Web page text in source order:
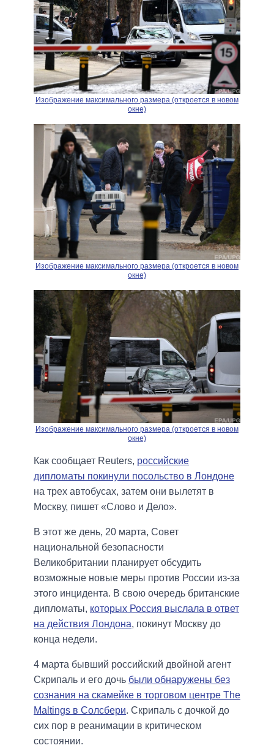
Изображение максимального размера (откроется в новом
окне)
Изображение максимального размера (откроется в новом
окне)
Изображение максимального размера (откроется в новом
окне)
Как сообщает Reuters, российские
дипломаты покинули посольство в Лондоне
на трех автобусах, затем они вылетят в
Москву, пишет «Слово и Дело».
В этот же день, 20 марта, Совет
национальной безопасности
Великобритании планирует обсудить
возможные новые меры против России из-за
этого инцидента. В свою очередь британские
дипломаты, которых Россия выслала в ответ
на действия Лондона, покинут Москву до
конца недели.
4 марта бывший российский двойной агент
Скрипаль и его дочь были обнаружены без
сознания на скамейке в торговом центре The
Maltings в Солсбери. Скрипаль с дочкой до
сих пор в реанимации в критическом
состоянии.